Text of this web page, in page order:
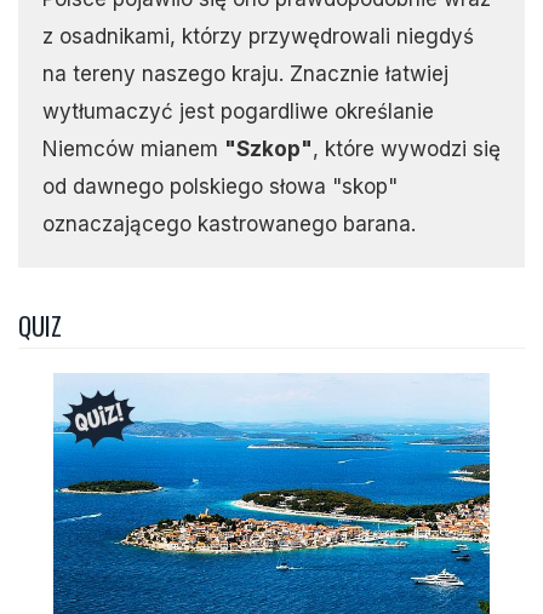
z osadnikami, którzy przywędrowali niegdyś
na tereny naszego kraju. Znacznie łatwiej
wytłumaczyć jest pogardliwe określanie
Niemców mianem "Szkop", które wywodzi się
od dawnego polskiego słowa "skop"
oznaczającego kastrowanego barana.
QUIZ